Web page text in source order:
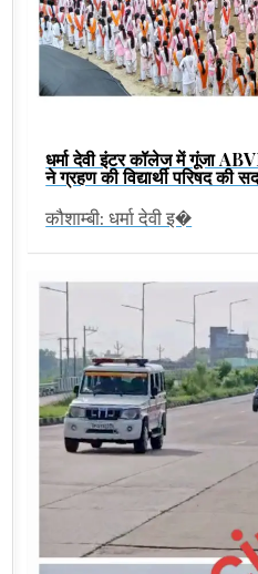
धर्मा देवी इंटर कॉलेज में गूंजा
ने ग्रहण की विद्यार्थी परिषद की
कौशाम्बी: धर्मा देवी इ�